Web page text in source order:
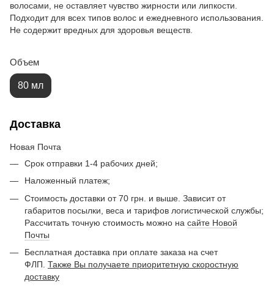
волосами, не оставляет чувство жирности или липкости.
Подходит для всех типов волос и ежедневного использования.
Не содержит вредных для здоровья веществ.
Объем
80 мл
Доставка
Новая Почта
Срок отправки 1-4 рабочих дней;
Наложенный платеж;
Стоимость доставки от 70 грн. и выше. Зависит от
габаритов посылки, веса и тарифов логистической службы;
Рассчитать точную стоимость можно на сайте Новой
Почты
Бесплатная доставка при оплате заказа на счет
ФЛП. Также Вы получаете приоритетную скоростную
доставку